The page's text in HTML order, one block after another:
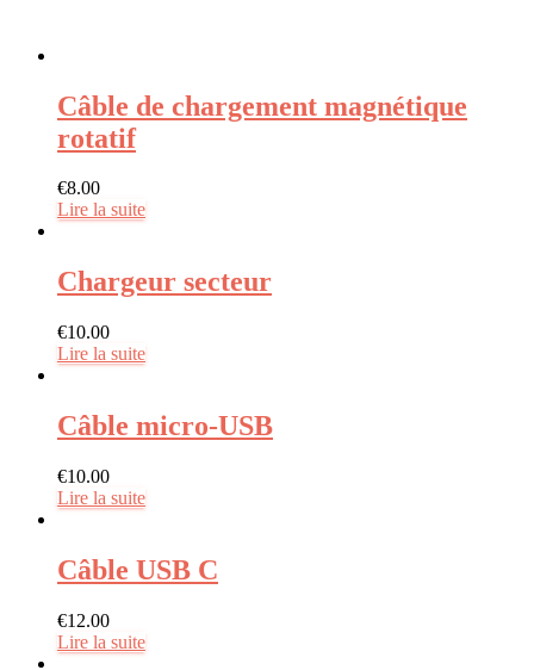
Câble de chargement magnétique
rotatif
€8.00
Lire la suite
Chargeur secteur
€10.00
Lire la suite
Câble micro-USB
€10.00
Lire la suite
Câble USB C
€12.00
Lire la suite